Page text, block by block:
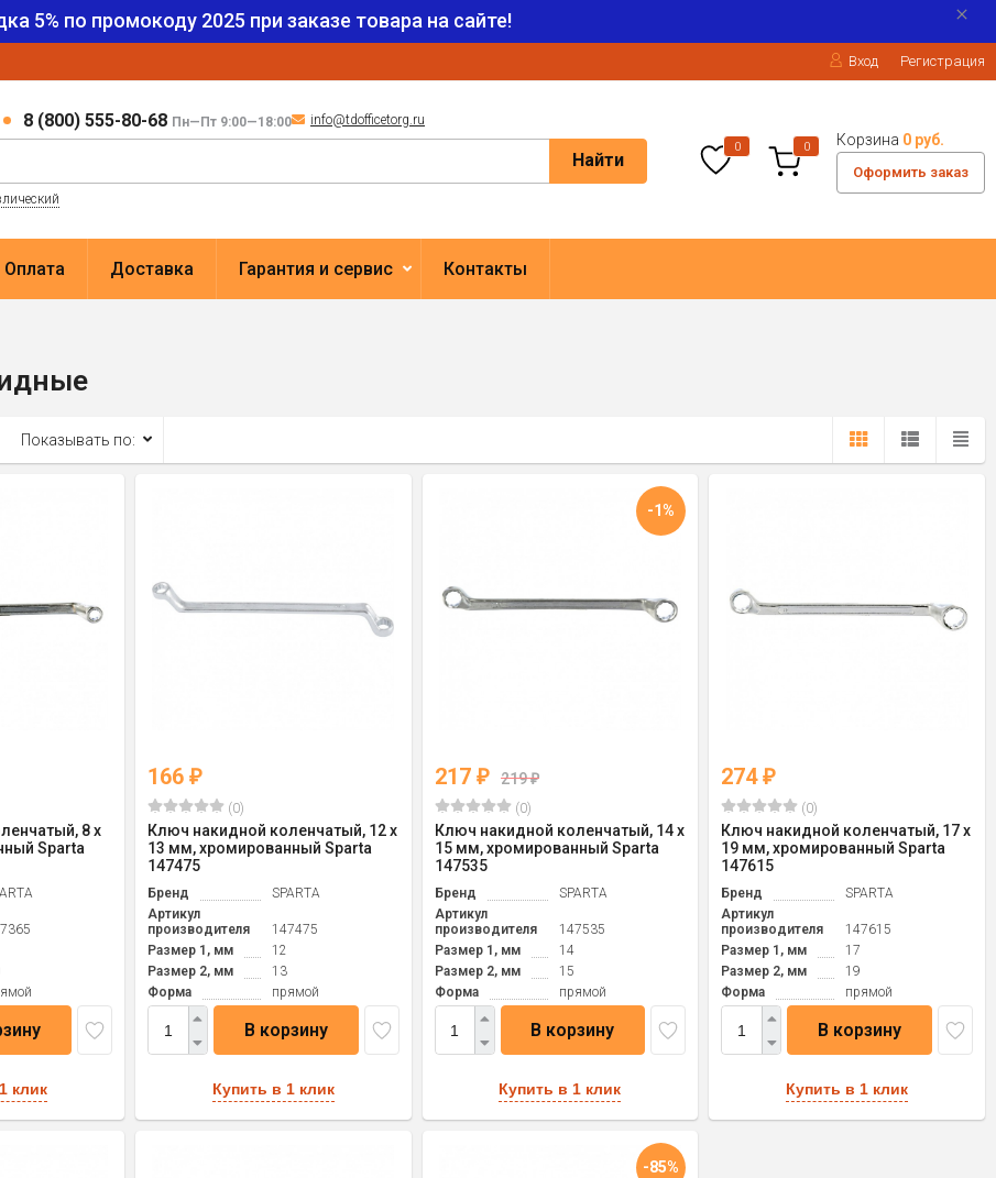
5% по промокоду 2025 при заказе товара на сайте!
Вход Регистрация
8 (800) 555-80-68 Пн—Пт 9:00—18:00 info@tdofficetorg.ru
Найти
0 0 Корзина 0 руб.
Оформить заказ
Оплата Доставка Гарантия и сервис Контакты
Показывать по:
8 х
Sparta
клик
166 ₽
(0)
Ключ накидной коленчатый, 12 х
13 мм, хромированный Sparta
147475
Бренд
SPARTA
Артикул
производителя
147475
Размер 1, мм
12
Размер 2, мм
13
Форма
прямой
В корзину
Купить в 1 клик
-1%
217 ₽ 219₽
(0)
Ключ накидной коленчатый, 14 х
15 мм, хромированный Sparta
147535
Бренд
SPARTA
Артикул
производителя
147535
Размер 1, мм
14
Размер 2, мм
15
Форма
прямой
В корзину
Купить в 1 клик
274₽
(0)
Ключ накидной коленчатый, 17 х
19 мм, хромированный Sparta
147615
Бренд
SPARTA
Артикул
производителя
147615
Размер 1, мм
17
Размер 2, мм
19
Форма
прямой
В корзину
Купить в 1 клик
-85%